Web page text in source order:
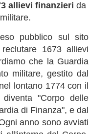
allievi finanzieri da
pubblico sul sito
1673 allievi
che la Guardia
militare, gestito dal
lontano 1774 con il
"Corpo delle
di Finanza", e dal
anno sono avviati